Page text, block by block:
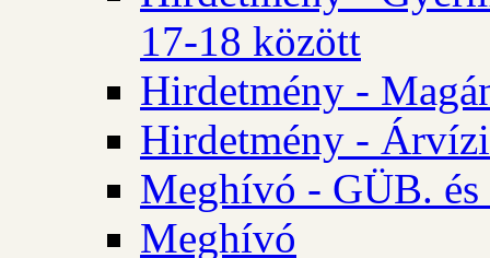
17-18 között
Hirdetmény -
Hirdetmény -
Meghívó - GÜB.
Meghívó